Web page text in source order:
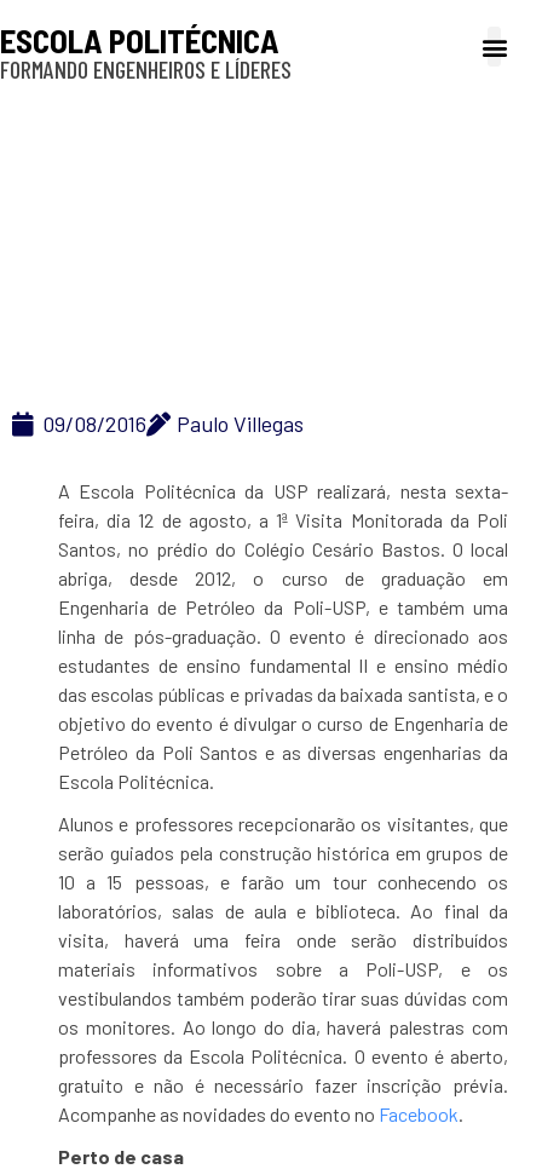
ESCOLA POLITÉCNICA
FORMANDO ENGENHEIROS E LÍDERES
09/08/2016 Paulo Villegas
A Escola Politécnica da USP realizará, nesta sexta-
feira, dia 12 de agosto, a 1ª Visita Monitorada da Poli
Santos, no prédio do Colégio Cesário Bastos. O local
abriga, desde 2012, o curso de graduação em
Engenharia de Petróleo da Poli-USP, e também uma
linha de pós-graduação. O evento é direcionado aos
estudantes de ensino fundamental II e ensino médio
das escolas públicas e privadas da baixada santista, e o
objetivo do evento é divulgar o curso de Engenharia de
Petróleo da Poli Santos e as diversas engenharias da
Escola Politécnica.
Alunos e professores recepcionarão os visitantes, que
serão guiados pela construção histórica em grupos de
10 a 15 pessoas, e farão um tour conhecendo os
laboratórios, salas de aula e biblioteca. Ao final da
visita, haverá uma feira onde serão distribuídos
materiais informativos sobre a Poli-USP, e os
vestibulandos também poderão tirar suas dúvidas com
os monitores. Ao longo do dia, haverá palestras com
professores da Escola Politécnica. O evento é aberto,
gratuito e não é necessário fazer inscrição prévia.
Acompanhe as novidades do evento no Facebook.
Perto de casa